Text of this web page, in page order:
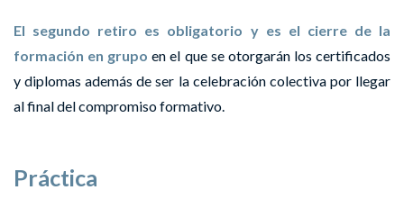
El segundo retiro es obligatorio y es el cierre de la
formación en grupo en el que se otorgarán los certificados
y diplomas además de ser la celebración colectiva por llegar
al final del compromiso formativo.
Práctica